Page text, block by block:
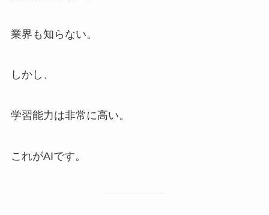
業界も知らない。
しかし、
学習能力は非常に高い。
これがAIです。